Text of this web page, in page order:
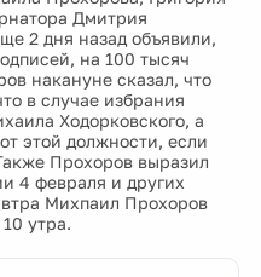
2 дня назад объявили,
на 100 тысяч
накануне сказал, что
в случае избрания
Ходорковского, а
этой должности, если
Прохоров выразил
4 февраля и других
Михпаил Прохоров
утра.
Всемирного